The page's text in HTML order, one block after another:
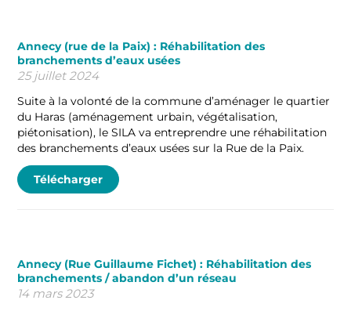
Annecy (rue de la Paix) : Réhabilitation des
branchements d’eaux usées
25 juillet 2024
Suite à la volonté de la commune d’aménager le quartier
du Haras (aménagement urbain, végétalisation,
piétonisation), le SILA va entreprendre une réhabilitation
des branchements d’eaux usées sur la Rue de la Paix.
Télécharger
Annecy (Rue Guillaume Fichet) : Réhabilitation des
branchements / abandon d’un réseau
14 mars 2023